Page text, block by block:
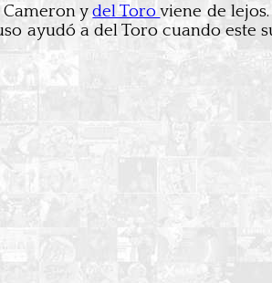
Cameron ydel Toroviene de
ayudó a del Toro cuando